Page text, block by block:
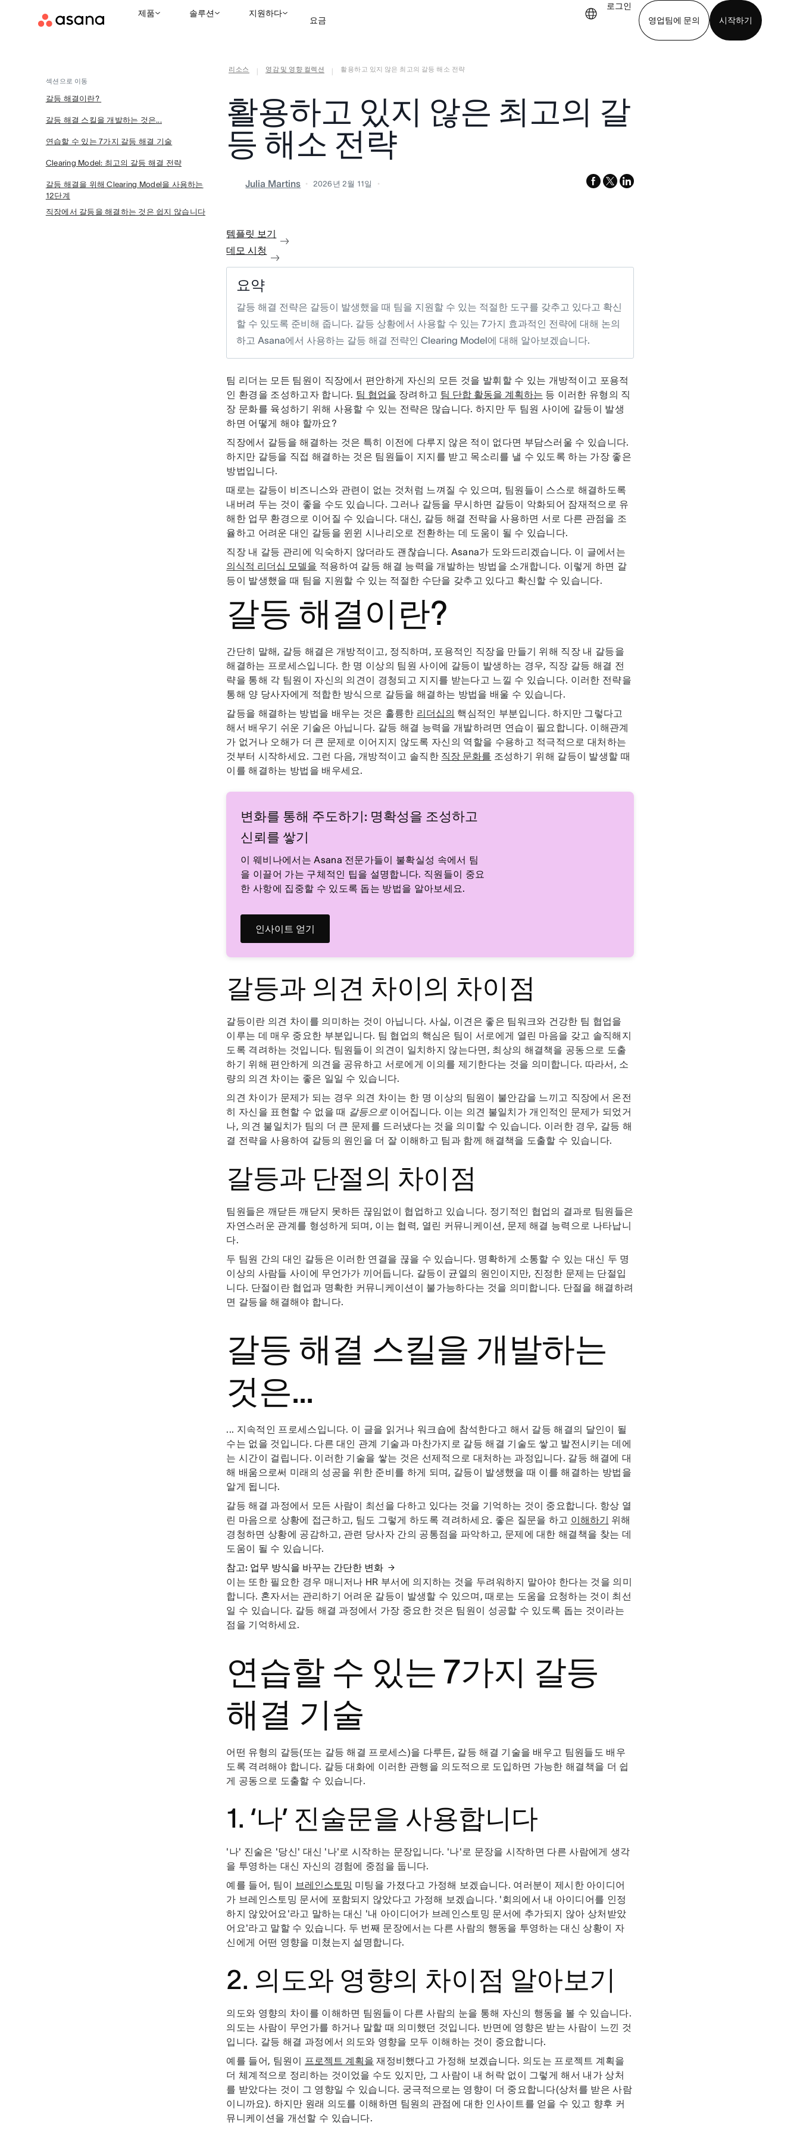
제품 솔루션 지원하다
요금
로그인
영업팀에 문의
시작하기
영업팀에 문의
리소스 영감 및 영향 컬렉션 활용하고 있지 않은 최고의 갈등 해소 전략
활용하고 있지 않은 최고의 갈
등 해소 전략
Julia Martins 2026년 2월 11일 facebook
x-
linkedin
섹션으로 이동
갈등 해결이란?
갈등 해결 스킬을 개발하는 것은...
연습할 수 있는 7가지 갈등 해결 기술
Clearing Model: 최고의 갈등 해결 전략
갈등 해결을 위해 Clearing Model을 사용하는
12단계
직장에서 갈등을 해결하는 것은 쉽지 않습니다
템플릿 보기
데모 시청
요약
갈등 해결 전략은 갈등이 발생했을 때 팀을 지원할 수 있는 적절한 도구를 갖추고 있다고 확신
할 수 있도록 준비해 줍니다. 갈등 상황에서 사용할 수 있는 7가지 효과적인 전략에 대해 논의
하고 Asana에서 사용하는 갈등 해결 전략인 Clearing Model에 대해 알아보겠습니다.
팀 리더는 모든 팀원이 직장에서 편안하게 자신의 모든 것을 발휘할 수 있는 개방적이고 포용적
인 환경을 조성하고자 합니다. 팀 협업을 장려하고 팀 단합 활동을 계획하는 등 이러한 유형의 직
장 문화를 육성하기 위해 사용할 수 있는 전략은 많습니다. 하지만 두 팀원 사이에 갈등이 발생
하면 어떻게 해야 할까요?
직장에서 갈등을 해결하는 것은 특히 이전에 다루지 않은 적이 없다면 부담스러울 수 있습니다.
하지만 갈등을 직접 해결하는 것은 팀원들이 지지를 받고 목소리를 낼 수 있도록 하는 가장 좋은
방법입니다.
때로는 갈등이 비즈니스와 관련이 없는 것처럼 느껴질 수 있으며, 팀원들이 스스로 해결하도록
내버려 두는 것이 좋을 수도 있습니다. 그러나 갈등을 무시하면 갈등이 악화되어 잠재적으로 유
해한 업무 환경으로 이어질 수 있습니다. 대신, 갈등 해결 전략을 사용하면 서로 다른 관점을 조
율하고 어려운 대인 갈등을 윈윈 시나리오로 전환하는 데 도움이 될 수 있습니다.
직장 내 갈등 관리에 익숙하지 않더라도 괜찮습니다. Asana가 도와드리겠습니다. 이 글에서는
의식적 리더십 모델을 적용하여 갈등 해결 능력을 개발하는 방법을 소개합니다. 이렇게 하면 갈
등이 발생했을 때 팀을 지원할 수 있는 적절한 수단을 갖추고 있다고 확신할 수 있습니다.
갈등 해결이란?
간단히 말해, 갈등 해결은 개방적이고, 정직하며, 포용적인 직장을 만들기 위해 직장 내 갈등을
해결하는 프로세스입니다. 한 명 이상의 팀원 사이에 갈등이 발생하는 경우, 직장 갈등 해결 전
략을 통해 각 팀원이 자신의 의견이 경청되고 지지를 받는다고 느낄 수 있습니다. 이러한 전략을
통해 양 당사자에게 적합한 방식으로 갈등을 해결하는 방법을 배울 수 있습니다.
갈등을 해결하는 방법을 배우는 것은 훌륭한 리더십의 핵심적인 부분입니다. 하지만 그렇다고
해서 배우기 쉬운 기술은 아닙니다. 갈등 해결 능력을 개발하려면 연습이 필요합니다. 이해관계
가 없거나 오해가 더 큰 문제로 이어지지 않도록 자신의 역할을 수용하고 적극적으로 대처하는
것부터 시작하세요. 그런 다음, 개방적이고 솔직한 직장 문화를 조성하기 위해 갈등이 발생할 때
이를 해결하는 방법을 배우세요.
변화를 통해 주도하기: 명확성을 조성하고
신뢰를 쌓기
이 웨비나에서는 Asana 전문가들이 불확실성 속에서 팀
을 이끌어 가는 구체적인 팁을 설명합니다. 직원들이 중요
한 사항에 집중할 수 있도록 돕는 방법을 알아보세요.
인사이트 얻기
갈등과 의견 차이의 차이점
갈등이란 의견 차이를 의미하는 것이 아닙니다. 사실, 이견은 좋은 팀워크와 건강한 팀 협업을
이루는 데 매우 중요한 부분입니다. 팀 협업의 핵심은 팀이 서로에게 열린 마음을 갖고 솔직해지
도록 격려하는 것입니다. 팀원들이 의견이 일치하지 않는다면, 최상의 해결책을 공동으로 도출
하기 위해 편안하게 의견을 공유하고 서로에게 이의를 제기한다는 것을 의미합니다. 따라서, 소
량의 의견 차이는 좋은 일일 수 있습니다.
의견 차이가 문제가 되는 경우 의견 차이는 한 명 이상의 팀원이 불안감을 느끼고 직장에서 온전
히 자신을 표현할 수 없을 때 갈등으로 이어집니다. 이는 의견 불일치가 개인적인 문제가 되었거
나, 의견 불일치가 팀의 더 큰 문제를 드러냈다는 것을 의미할 수 있습니다. 이러한 경우, 갈등 해
결 전략을 사용하여 갈등의 원인을 더 잘 이해하고 팀과 함께 해결책을 도출할 수 있습니다.
갈등과 단절의 차이점
팀원들은 깨닫든 깨닫지 못하든 끊임없이 협업하고 있습니다. 정기적인 협업의 결과로 팀원들은
자연스러운 관계를 형성하게 되며, 이는 협력, 열린 커뮤니케이션, 문제 해결 능력으로 나타납니
다.
두 팀원 간의 대인 갈등은 이러한 연결을 끊을 수 있습니다. 명확하게 소통할 수 있는 대신 두 명
이상의 사람들 사이에 무언가가 끼어듭니다. 갈등이 균열의 원인이지만, 진정한 문제는 단절입
니다. 단절이란 협업과 명확한 커뮤니케이션이 불가능하다는 것을 의미합니다. 단절을 해결하려
면 갈등을 해결해야 합니다.
갈등 해결 스킬을 개발하는
것은...
... 지속적인 프로세스입니다. 이 글을 읽거나 워크숍에 참석한다고 해서 갈등 해결의 달인이 될
수는 없을 것입니다. 다른 대인 관계 기술과 마찬가지로 갈등 해결 기술도 쌓고 발전시키는 데에
는 시간이 걸립니다. 이러한 기술을 쌓는 것은 선제적으로 대처하는 과정입니다. 갈등 해결에 대
해 배움으로써 미래의 성공을 위한 준비를 하게 되며, 갈등이 발생했을 때 이를 해결하는 방법을
알게 됩니다.
갈등 해결 과정에서 모든 사람이 최선을 다하고 있다는 것을 기억하는 것이 중요합니다. 항상 열
린 마음으로 상황에 접근하고, 팀도 그렇게 하도록 격려하세요. 좋은 질문을 하고 이해하기 위해
경청하면 상황에 공감하고, 관련 당사자 간의 공통점을 파악하고, 문제에 대한 해결책을 찾는 데
도움이 될 수 있습니다.
참고: 업무 방식을 바꾸는 간단한 변화
이는 또한 필요한 경우 매니저나 HR 부서에 의지하는 것을 두려워하지 말아야 한다는 것을 의미
합니다. 혼자서는 관리하기 어려운 갈등이 발생할 수 있으며, 때로는 도움을 요청하는 것이 최선
일 수 있습니다. 갈등 해결 과정에서 가장 중요한 것은 팀원이 성공할 수 있도록 돕는 것이라는
점을 기억하세요.
연습할 수 있는 7가지 갈등
해결 기술
어떤 유형의 갈등(또는 갈등 해결 프로세스)을 다루든, 갈등 해결 기술을 배우고 팀원들도 배우
도록 격려해야 합니다. 갈등 대화에 이러한 관행을 의도적으로 도입하면 가능한 해결책을 더 쉽
게 공동으로 도출할 수 있습니다.
1. ‘나’ 진술문을 사용합니다
'나' 진술은 '당신' 대신 '나'로 시작하는 문장입니다. '나'로 문장을 시작하면 다른 사람에게 생각
을 투영하는 대신 자신의 경험에 중점을 둡니다.
예를 들어, 팀이 브레인스토밍 미팅을 가졌다고 가정해 보겠습니다. 여러분이 제시한 아이디어
가 브레인스토밍 문서에 포함되지 않았다고 가정해 보겠습니다. '회의에서 내 아이디어를 인정
하지 않았어요'라고 말하는 대신 '내 아이디어가 브레인스토밍 문서에 추가되지 않아 상처받았
어요'라고 말할 수 있습니다. 두 번째 문장에서는 다른 사람의 행동을 투영하는 대신 상황이 자
신에게 어떤 영향을 미쳤는지 설명합니다.
2. 의도와 영향의 차이점 알아보기
의도와 영향의 차이를 이해하면 팀원들이 다른 사람의 눈을 통해 자신의 행동을 볼 수 있습니다.
의도는 사람이 무언가를 하거나 말할 때 의미했던 것입니다. 반면에 영향은 받는 사람이 느낀 것
입니다. 갈등 해결 과정에서 의도와 영향을 모두 이해하는 것이 중요합니다.
예를 들어, 팀원이 프로젝트 계획을 재정비했다고 가정해 보겠습니다. 의도는 프로젝트 계획을
더 체계적으로 정리하는 것이었을 수도 있지만, 그 사람이 내 허락 없이 그렇게 해서 내가 상처
를 받았다는 것이 그 영향일 수 있습니다. 궁극적으로는 영향이 더 중요합니다(상처를 받은 사람
이니까요). 하지만 원래 의도를 이해하면 팀원의 관점에 대한 인사이트를 얻을 수 있고 향후 커
뮤니케이션을 개선할 수 있습니다.